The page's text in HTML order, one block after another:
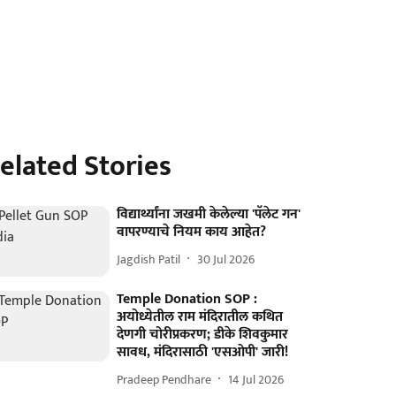
Stories
विद्यार्थ्यांना जखमी केलेल्या 'पॅलेट गन'
वापरण्याचे नियम काय आहेत?
Jagdish Patil 30 Jul 2026
Temple Donation SOP :
अयोध्येतील राम मंदिरातील कथित
देणगी चोरीप्रकरण; डीके शिवकुमार
सावध, मंदिरासाठी 'एसओपी' जारी!
Pradeep Pendhare 14 Jul 2026